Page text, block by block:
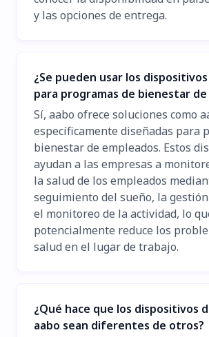
y las opciones de entrega.
¿Se pueden usar los
para programas de bienestar de
Sí, aabo ofrece soluciones como
específicamente diseñadas para
bienestar de empleados. Estos
ayudan a las empresas a
la salud de los empleados
seguimiento del sueño, la
el monitoreo de la actividad, lo
potencialmente reduce los
salud en el lugar de trabajo.
¿Qué hace que los dispositivos
aabo sean diferentes de otros?